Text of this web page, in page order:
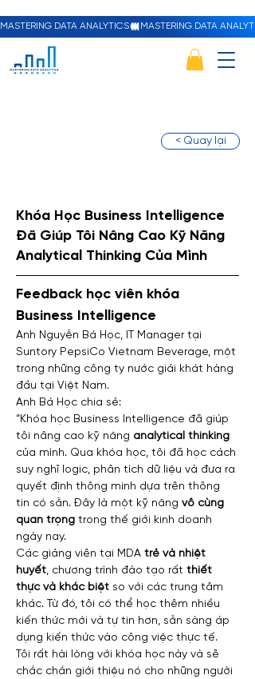
MASTERING DATA ANALYTICS
< Quay lại
Khóa Học Business Intelligence
Đã Giúp Tôi Nâng Cao Kỹ Năng
Analytical Thinking Của Mình
Feedback học viên khóa
Business Intelligence
Anh Nguyễn Bá Học, IT Manager tại
Suntory PepsiCo Vietnam Beverage, một
trong những công ty nước giải khát hàng
đầu tại Việt Nam.
Anh Bá Học chia sẻ:
“Khóa học Business Intelligence đã giúp
tôi nâng cao kỹ năng analytical thinking
của mình. Qua khóa học, tôi đã học cách
suy nghĩ logic, phân tích dữ liệu và đưa ra
quyết định thông minh dựa trên thông
tin có sẵn. Đây là một kỹ năng vô cùng
quan trọng trong thế giới kinh doanh
ngày nay.
Các giảng viên tại MDA trẻ và nhiệt
huyết, chương trình đào tạo rất thiết
thực và khác biệt so với các trung tâm
khác. Từ đó, tôi có thể học thêm nhiều
kiến thức mới và tự tin hơn, sẵn sàng áp
dụng kiến thức vào công việc thực tế.
Tôi rất hài lòng với khóa học này và sẽ
chắc chắn giới thiệu nó cho những người